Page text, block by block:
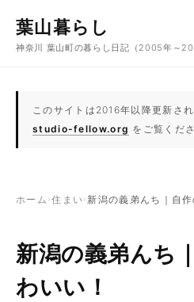
葉山暮らし
神奈川 葉山町の暮らし日記（2005年～
このサイトは2016年以降更新さ
studio-fellow.org をご覧くださ
ホーム ›住まい› 新潟の義弟んち｜自
新潟の義弟んち
わいい！